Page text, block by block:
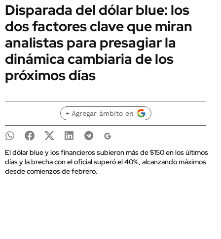
Disparada del dólar blue: los
dos factores clave que miran
analistas para presagiar la
dinámica cambiaria de los
próximos días
+ Agregar ámbito en
El dólar blue y los financieros subieron más de $150 en los últimos
días y la brecha con el oficial superó el 40%, alcanzando máximos
desde comienzos de febrero.